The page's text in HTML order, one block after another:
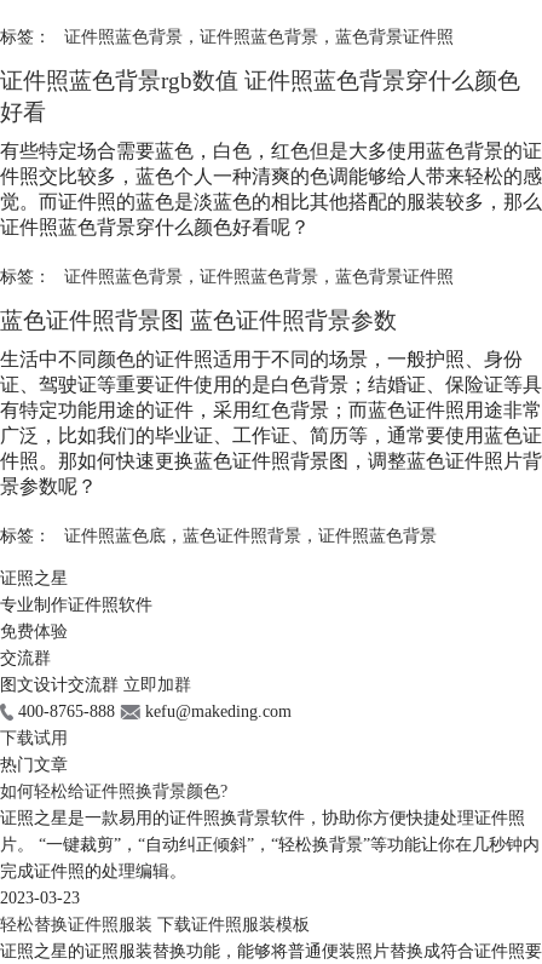
标签： 证件照蓝色背景， 证件照蓝色背景， 蓝色背景证件照
证件照蓝色背景rgb数值 证件照蓝色背景穿什么颜色
好看
有些特定场合需要蓝色，白色，红色但是大多使用蓝色背景的证
件照交比较多，蓝色个人一种清爽的色调能够给人带来轻松的感
觉。而证件照的蓝色是淡蓝色的相比其他搭配的服装较多，那么
证件照蓝色背景穿什么颜色好看呢？
标签： 证件照蓝色背景， 证件照蓝色背景， 蓝色背景证件照
蓝色证件照背景图 蓝色证件照背景参数
生活中不同颜色的证件照适用于不同的场景，一般护照、身份
证、驾驶证等重要证件使用的是白色背景；结婚证、保险证等具
有特定功能用途的证件，采用红色背景；而蓝色证件照用途非常
广泛，比如我们的毕业证、工作证、简历等，通常要使用蓝色证
件照。那如何快速更换蓝色证件照背景图，调整蓝色证件照片背
景参数呢？
标签： 证件照蓝色底， 蓝色证件照背景， 证件照蓝色背景
证照之星
专业制作证件照软件
免费体验
交流群
图文设计交流群 立即加群
400-8765-888
kefu@makeding.com
下载试用
热门文章
如何轻松给证件照换背景颜色?
证照之星是一款易用的证件照换背景软件，协助你方便快捷处理证件照
片。 “一键裁剪”，“自动纠正倾斜”，“轻松换背景”等功能让你在几秒钟内
完成证件照的处理编辑。
2023-03-23
轻松替换证件照服装 下载证件照服装模板
证照之星的证照服装替换功能，能够将普通便装照片替换成符合证件照要